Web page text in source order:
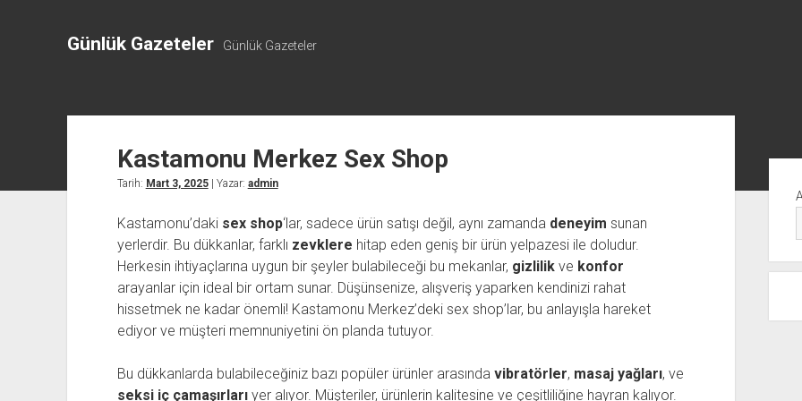
Günlük Gazeteler Günlük Gazeteler
Kastamonu Merkez Sex Shop
Tarih: Mart 3, 2025| Yazar: admin
Kastamonu’daki sex shop‘lar, sadece ürün satışı değil, aynı zamanda deneyim sunan
yerlerdir. Bu dükkanlar, farklı zevklere hitap eden geniş bir ürün yelpazesi ile doludur.
Herkesin ihtiyaçlarına uygun bir şeyler bulabileceği bu mekanlar, gizlilikve konfor
arayanlar için ideal bir ortam sunar. Düşünsenize, alışveriş yaparken kendinizi rahat
hissetmek ne kadar önemli! Kastamonu Merkez’deki sex shop’lar, bu anlayışla hareket
ediyor ve müşteri memnuniyetini ön planda tutuyor.
Bu dükkanlarda bulabileceğiniz bazı popüler ürünler arasında vibratörler, masaj yağları, ve
seksi iç çamaşırlarıyer alıyor. Müşteriler, ürünlerin kalitesine ve çeşitliliğine hayran kalıyor.